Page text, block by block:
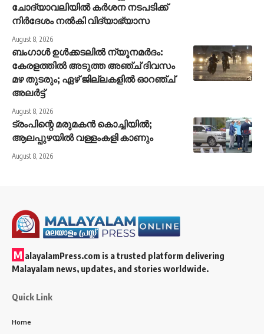
ചോദ്യാവലിയിൽ കർശന നടപടിക്ക്
നിർദേശം നൽകി വിദ്യാഭ്യാസ
August 8, 2026
ബംഗാൾ ഉൾക്കടലിൽ ന്യൂനമർദം:
കേരളത്തിൽ അടുത്ത അഞ്ച് ദിവസം
മഴ തുടരും; ഏഴ് ജില്ലകളിൽ ഓറഞ്ച്
അലർട്ട്
August 8, 2026
ട്രംപിന്റെ മരുമകൻ കൊച്ചിയിൽ;
ആലപ്പുഴയിൽ വള്ളംകളി കാണും
August 8, 2026
M alayalamPress.com is a trusted platform delivering
Malayalam news, updates, and stories worldwide.
Quick Link
Home